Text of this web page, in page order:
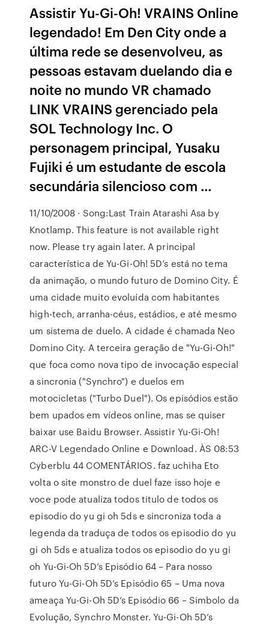
Assistir Yu-Gi-Oh! VRAINS Online
legendado! Em Den City onde a
última rede se desenvolveu, as
pessoas estavam duelando dia e
noite no mundo VR chamado
LINK VRAINS gerenciado pela
SOL Technology Inc. O
personagem principal, Yusaku
Fujiki é um estudante de escola
secundária silencioso com …
11/10/2008 · Song:Last Train Atarashi Asa by
Knotlamp. This feature is not available right
now. Please try again later. A principal
característica de Yu-Gi-Oh! 5D’s está no tema
da animação, o mundo futuro de Domino City. É
uma cidade muito evoluída com habitantes
high-tech, arranha-céus, estádios, e até mesmo
um sistema de duelo. A cidade é chamada Neo
Domino City. A terceira geração de "Yu-Gi-Oh!"
que foca como nova tipo de invocação especial
a sincronia ("Synchro") e duelos em
motocicletas ("Turbo Duel"). Os episódios estão
bem upados em vídeos online, mas se quiser
baixar use Baidu Browser. Assistir Yu-Gi-Oh!
ARC-V Legendado Online e Download. ÀS 08:53
Cyberblu 44 COMENTÁRIOS. faz uchiha Eto
volta o site monstro de duel faze isso hoje e
voce pode atualiza todos titulo de todos os
episodio do yu gi oh 5ds e sincroniza toda a
legenda da traduça de todos os episodio do yu
gi oh 5ds e atualiza todos os episodio do yu gi
oh Yu-Gi-Oh 5D’s Episódio 64 – Para nosso
futuro Yu-Gi-Oh 5D’s Episódio 65 – Uma nova
ameaça Yu-Gi-Oh 5D’s Episódio 66 – Simbolo da
Evolução, Synchro Monster. Yu-Gi-Oh 5D’s